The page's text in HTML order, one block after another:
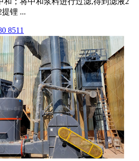
锂 ...
8511